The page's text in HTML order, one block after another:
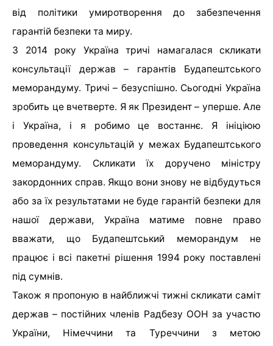
від політики умиротворення до забезпечення
гарантій безпеки та миру.
З 2014 року Україна тричі намагалася скликати
консультації держав – гарантів Будапештського
меморандуму. Тричі – безуспішно. Сьогодні Україна
зробить це вчетверте. Я як Президент – уперше. Але
і Україна, і я робимо це востаннє. Я ініціюю
проведення консультацій у межах Будапештського
меморандуму. Скликати їх доручено міністру
закордонних справ. Якщо вони знову не відбудуться
або за їх результатами не буде гарантій безпеки для
нашої держави, Україна матиме повне право
вважати, що Будапештський меморандум не
працює і всі пакетні рішення 1994 року поставлені
під сумнів.
Також я пропоную в найближчі тижні скликати саміт
держав – постійних членів Радбезу ООН за участю
України, Німеччини та Туреччини з метою